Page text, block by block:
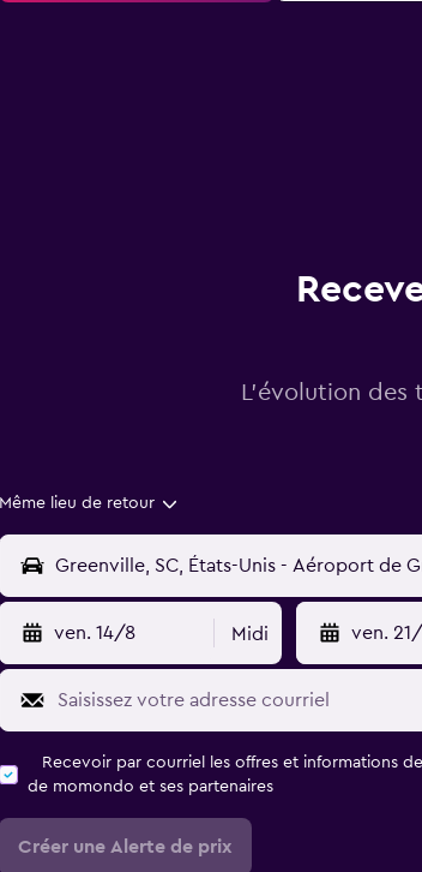
L’évolution
Même lieu de retour
ven. 14/8 Midi ven.
Recevoir par courriel les offres et informations
de momondo et ses partenaires
Créer une Alerte de prix